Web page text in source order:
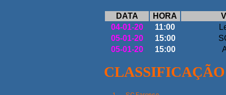
DATA HORA
04-01-20
11:00
05-01-20
15:00
05-01-20
15:00